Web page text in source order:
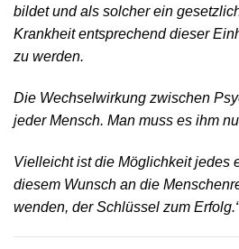
bildet und als solcher ein
Krankheit entsprechend dieser
zu werden.
Die Wechselwirkung zwischen
jeder Mensch. Man muss es ihm
Vielleicht ist die Möglichkeit jedes
diesem Wunsch an die
wenden, der Schlüssel zum Erfolg.“